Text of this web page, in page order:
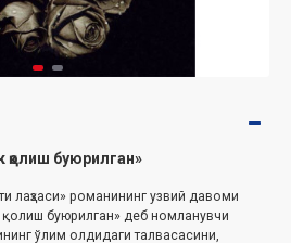
қолиш буюрилган»
лаҳзаси» романининг узвий давоми
қолиш буюрилган» деб номланувчи
ўлим олдидаги талвасасини,